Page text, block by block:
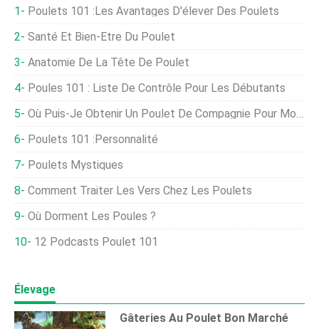
Poulets 101 :Les Avantages D'élever Des Poulets
Santé Et Bien-Être Du Poulet
Anatomie De La Tête De Poulet
Poules 101 : Liste De Contrôle Pour Les Débutants
Où Puis-Je Obtenir Un Poulet De Compagnie Pour Moi-Même ?
Poulets 101 :Personnalité
Poulets Mystiques
Comment Traiter Les Vers Chez Les Poulets
Où Dorment Les Poules ?
12 Podcasts Poulet 101
Élevage
Gâteries Au Poulet Bon Marché